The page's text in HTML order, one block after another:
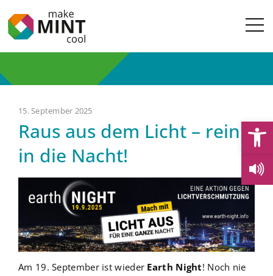
15. September 2025
Raus aus dem Licht – rein
in die Nacht!
Am 19. September ist wieder Earth Night! Noch nie